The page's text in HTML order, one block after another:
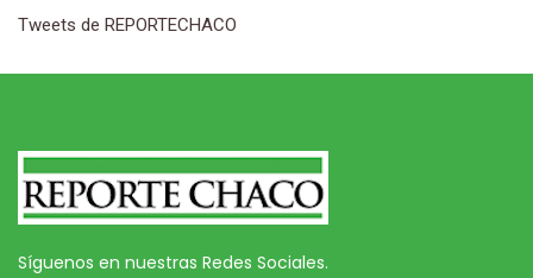
Tweets de REPORTECHACO
Síguenos en nuestras Redes Sociales.